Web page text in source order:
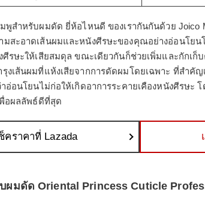
พูสำหรับผมดัด ยี่ห้อไหนดี ของเรากันกันด้วย Joico
มสะอาดเส้นผมและหนังศีรษะของคุณอย่างอ่อนโยน
รษะให้เสียสมดุล ขณะเดียวกันก็ช่วยเพิ่มและกักเก็
งเส้นผมที่แห้งเสียจากการดัดผมโดยเฉพาะ ที่สำ
อ่อนโยนไม่ก่อให้เกิดอาการระคายเคืองหนังศีรษะ
อผลลัพธ์ดีที่สุด
คราคาที่ Lazada
ผมดัด Oriental Princess Cuticle